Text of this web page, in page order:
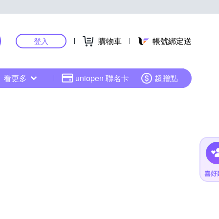
登入 購物車 帳號綁定送
看更多 uniopen 聯名卡 超贈點